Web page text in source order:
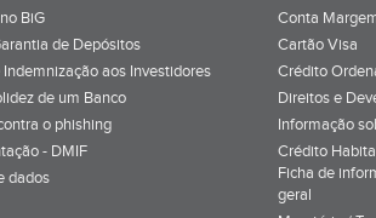
BiG
de Depósitos
aos Investidores
de um Banco
o phishing
- DMIF
dados
Conta
Cartão Visa
Crédito
Direitos e
Informação
Crédito
Ficha de
geral